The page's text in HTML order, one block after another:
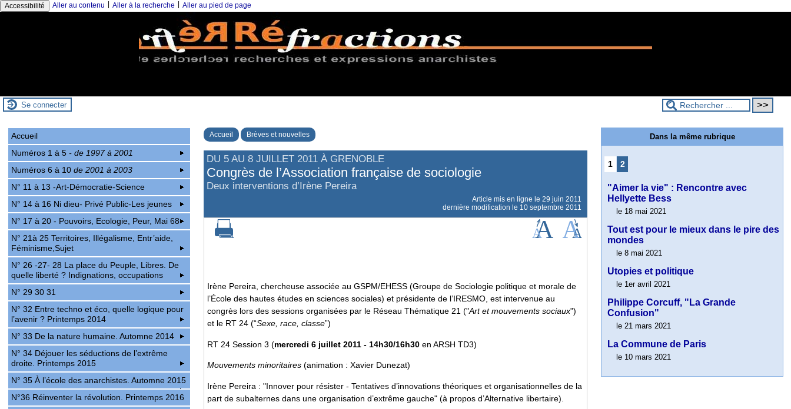
Accessibilité Aller au contenu Aller à la recherche Aller au pied de page
Se connecter
Accueil Brèves et nouvelles
DU 5 AU 8 JUILLET 2011 À GRENOBLE
Congrès de l’Association française de sociologie
Deux interventions d’Irène Pereira
Article mis en ligne le 29 juin 2011
dernière modification le 10 septembre 2011
Irène Pereira, chercheuse associée au GSPM/EHESS (Groupe de Sociologie politique et morale de
l’École des hautes études en sciences sociales) et présidente de l’IRESMO, est intervenue au
congrès lors des sessions organisées par le Réseau Thématique 21 ("Art et mouvements sociaux")
et le RT 24 (“Sexe, race, classe”)
RT 24 Session 3 (mercredi 6 juillet 2011 - 14h30/16h30 en ARSH TD3)
Mouvements minoritaires (animation : Xavier Dunezat)
Irène Pereira : "Innover pour résister - Tentatives d’innovations théoriques et organisationnelles de la
part de subalternes dans une organisation d’extrême gauche" (à propos d’Alternative libertaire).
Accueil
Numéros 1 à 5- de 1997 à 2001
Numéros 6 à 10de 2001 à 2003
N° 11 à 13 -Art-Démocratie-Science
N° 14 à 16 Ni dieu- Privé Public-Les jeunes
N° 17 à 20 - Pouvoirs, Ecologie, Peur, Mai 68
N° 21à 25 Territoires, Illégalisme, Entr’aide,
Féminisme,Sujet
N° 26 -27- 28 La place du Peuple, Libres. De
quelle liberté ? Indignations, occupations
N° 29 30 31
N° 32 Entre techno et éco, quelle logique pour
l’avenir ? Printemps 2014
N° 33 De la nature humaine. Automne 2014
N° 34 Déjouer les séductions de l’extrême
droite. Printemps 2015
N° 35 À l’école des anarchistes. Automne 2015
N°36 Réinventer la révolution. Printemps 2016
Dans la même rubrique
1 2
"Aimer la vie" : Rencontre avec
Hellyette Bess
le 18 mai 2021
Tout est pour le mieux dans le pire des
mondes
le 8 mai 2021
Utopies et politique
le 1er avril 2021
Philippe Corcuff, "La Grande
Confusion"
le 21 mars 2021
La Commune de Paris
le 10 mars 2021